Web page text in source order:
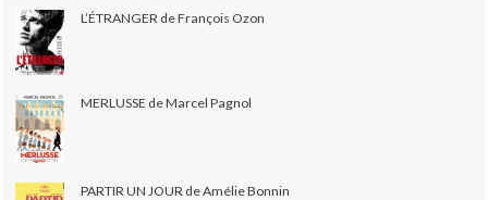
L’ÉTRANGER de François Ozon
MERLUSSE de Marcel Pagnol
PARTIR UN JOUR de Amélie Bonnin